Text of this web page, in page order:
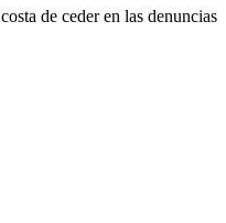
de ceder en las denuncias